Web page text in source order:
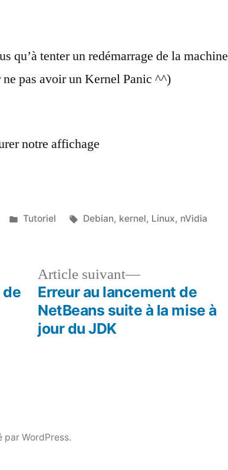
qu’à tenter un redémarrage de la machine
pas avoir un Kernel Panic ^^)
notre affichage
Publié
Tutoriel Étiquettes :
Debian, kernel, Linux, nVidia
:
de
Article suivant
Article
suivant :
Erreur au lancement de
NetBeans suite à la mise à
jour du JDK
par WordPress.